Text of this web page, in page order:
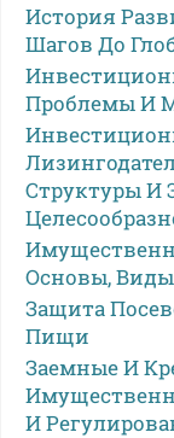
История
Шагов До
Проблемы И
Структуры И
Основы,
Защита
Пищи
Заемные И
И